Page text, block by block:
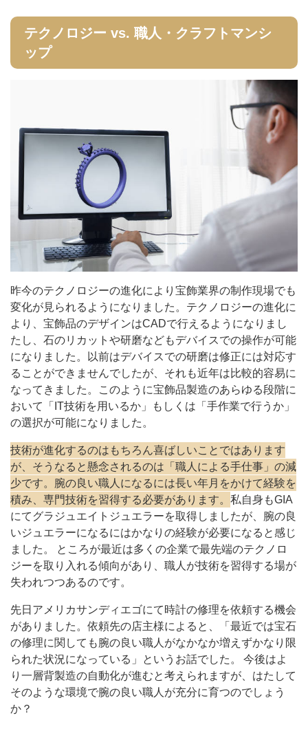
テクノロジー vs. 職人・クラフトマンシ
ップ
昨今のテクノロジーの進化により宝飾業界の制作現場でも
変化が見られるようになりました。テクノロジーの進化に
より、宝飾品のデザインはCADで行えるようになりまし
たし、石のリカットや研磨などもデバイスでの操作が可能
になりました。以前はデバイスでの研磨は修正には対応す
ることができませんでしたが、それも近年は比較的容易に
なってきました。このように宝飾品製造のあらゆる段階に
おいて「IT技術を用いるか」もしくは「手作業で行うか」
の選択が可能になりました。
技術が進化するのはもちろん喜ばしいことではあります
が、そうなると懸念されるのは「職人による手仕事」の減
少です。腕の良い職人になるには長い年月をかけて経験を
積み、専門技術を習得する必要があります。 私自身もGIA
にてグラジュエイトジュエラーを取得しましたが、腕の良
いジュエラーになるにはかなりの経験が必要になると感じ
ました。 ところが最近は多くの企業で最先端のテクノロ
ジーを取り入れる傾向があり、職人が技術を習得する場が
失われつつあるのです。
先日アメリカサンディエゴにて時計の修理を依頼する機会
がありました。依頼先の店主様によると、「最近では宝石
の修理に関しても腕の良い職人がなかなか増えずかなり限
られた状況になっている」というお話でした。 今後はよ
り一層背製造の自動化が進むと考えられますが、はたして
そのような環境で腕の良い職人が充分に育つのでしょう
か？